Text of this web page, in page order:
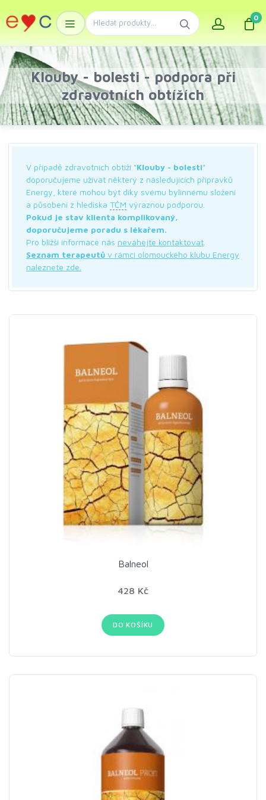
0
Klouby - bolesti - podpora při
zdravotních obtížích
V případě zdravotních obtíží "Klouby - bolesti"
doporučujeme užívat některý z následujících přípravků
Energy, které mohou být díky svému bylinnému složení
a působení z hlediska TČM výraznou podporou.
Pokud je stav klienta komplikovaný,
doporučujeme poradu s lékařem.
Pro bližší informace nás neváhejte kontaktovat
Seznam terapeutů v rámci olomouckého klubu Energy
naleznete zde.
Balneol
428 Kč
DO KOŠÍKU